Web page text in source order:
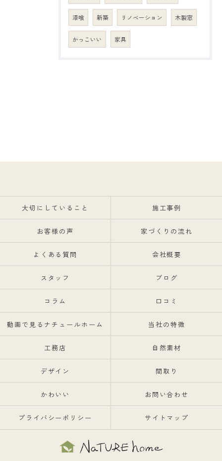
漆喰 新築 リノベーション 木製窓
かっこいい 家具
大切にしていること 施工事例
お客様の声 家づくりの流れ
よくある質問 会社概要
スタッフ ブログ
コラム 口コミ
動画で見るナチュールホーム 当社の特徴
工務店 自然素材
デザイン 間取り
かわいい お問い合わせ
プライバシーポリシー サイトマップ